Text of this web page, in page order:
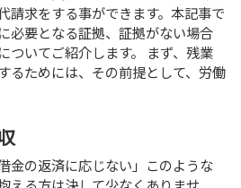
請求をする事ができます。本記事で
必要となる証拠、証拠がない場合
ついてご紹介します。 まず、残業
るためには、その前提として、労働
借金の返済に応じない」このような